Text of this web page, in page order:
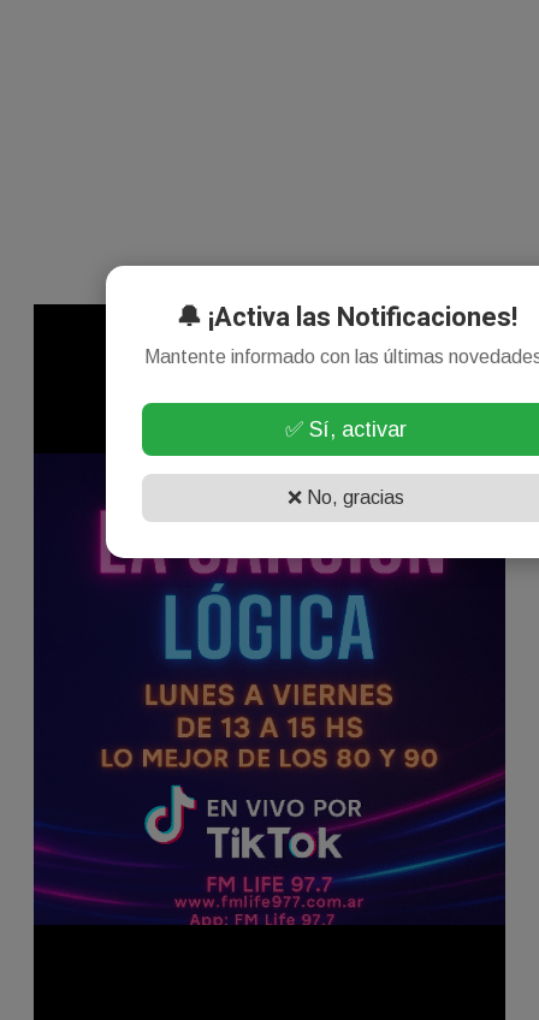
🔔 ¡Activa las Notificaciones!
Mantente informado con las últimas
✅ Sí, activar
❌ No, gracias